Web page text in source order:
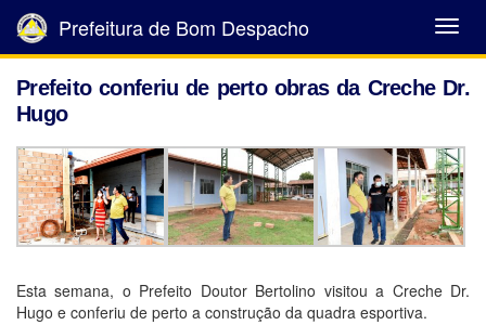
Abrir
Menu
Prefeitura de Bom Despacho
Prefeito conferiu de perto obras da Creche Dr.
Hugo
Esta semana, o Prefeito Doutor Bertolino visitou a Creche Dr.
Hugo e conferiu de perto a construção da quadra esportiva.